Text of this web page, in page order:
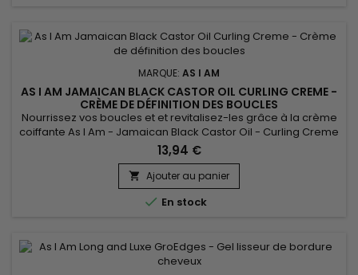
MARQUE: AS I AM
AS I AM JAMAICAN BLACK CASTOR OIL CURLING CREME -
CRÈME DE DÉFINITION DES BOUCLES
Nourrissez vos boucles et et revitalisez-les grâce à la crème
coiffante As I Am - Jamaican Black Castor Oil - Curling Creme
!&nbsp; Riche en ingrédients naturels et Vitamines C et E et
céramides. Vos cheveux seront stylés toute la journée !
13,94 €
 Ajouter au panier
 En stock